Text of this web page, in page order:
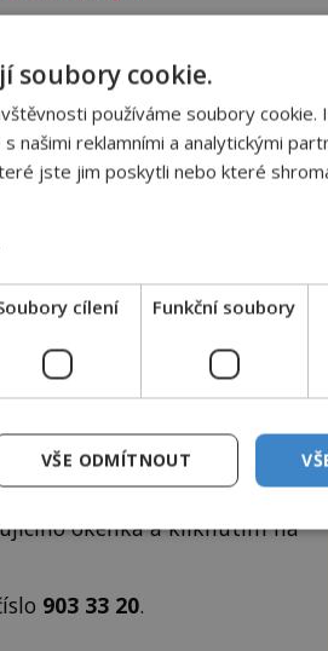
a odemknětesi tento
skvělých článků
ČLÁNEK
zasláním jediné SMS.
okénka a kliknutím na
903 33 20.
soubory cookie.
používáme soubory cookie.
našimi reklamními a analytickými
jste jim poskytli nebo které
cílení Funkční soubory
VŠE ODMÍTNOUT